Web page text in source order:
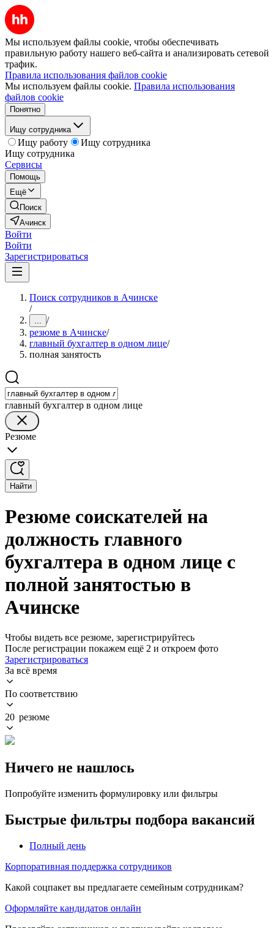
Мы используем файлы cookie, чтобы обеспечивать
правильную работу нашего веб-сайта и анализировать сетевой
трафик.
Правила использования файлов cookie
Мы используем файлы cookie. Правила использования
файлов cookie
Понятно
Ищу сотрудника
Ищу работу
Ищу сотрудника
Ищу сотрудника
Сервисы
Помощь
Ещё
Поиск
Ачинск
Войти
Войти
Зарегистрироваться
Поиск сотрудников в Ачинске
/
... /
резюме в Ачинске/
главный бухгалтер в одном лице/
полная занятость
главный бухгалтер в одном лице
Резюме
Найти
Резюме соискателей на
должность главного
бухгалтера в одном лице с
полной занятостью в
Ачинске
Чтобы видеть все резюме, зарегистрируйтесь
После регистрации покажем ещё 2 и откроем фото
Зарегистрироваться
За всё время
По соответствию
20 резюме
Ничего не нашлось
Попробуйте изменить формулировку или фильтры
Быстрые фильтры подбора вакансий
Полный день
Корпоративная поддержка сотрудников
Какой соцпакет вы предлагаете семейным сотрудникам?
Оформляйте кандидатов онлайн